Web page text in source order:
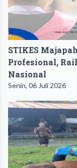
STIKES
Profesional,
Nasional
Senin, 06 Juli 2026